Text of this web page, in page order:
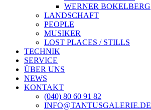
WERNER BOKELBERG
LANDSCHAFT
PEOPLE
MUSIKER
LOST PLACES / STILLS
TECHNIK
SERVICE
ÜBER UNS
NEWS
KONTAKT
(040) 80 60 91 82
INFO@TANTUSGALERIE.DE